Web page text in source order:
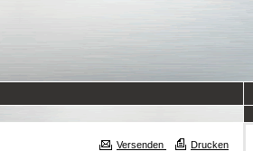
Versenden Drucken